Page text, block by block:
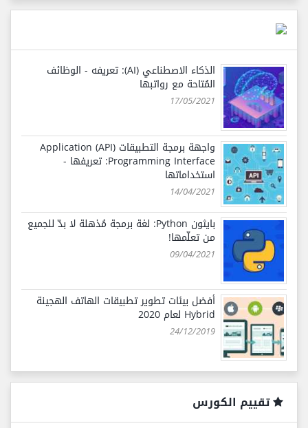
الذكاء الاصطناعي (AI): تعريفه - الوظائف
المُتاحة مع رواتبها
17/05/2021
واجهة برمجة التطبيقات (API) Application
Programming Interface: تعريفها -
استخداماتها
14/04/2021
بايثون Python: لغة برمجة مُذهلة لا بدّ للجميع
من تعلّمها!
09/04/2021
أفضل بيئات تطوير تطبيقات الهاتف الهجينة
Hybrid لعام 2020
24/12/2019
تقييم الكورس